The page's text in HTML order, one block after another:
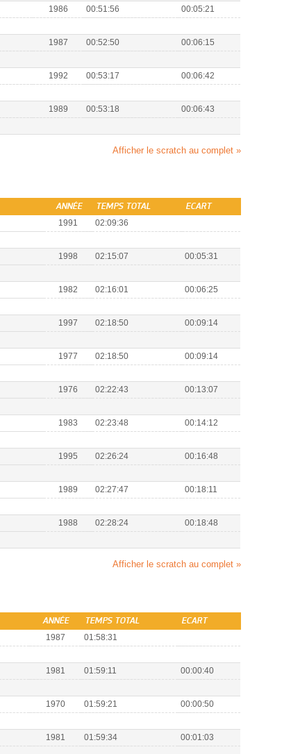
1986 00:51:56 00:05:21
1987 00:52:50 00:06:15
1992 00:53:17 00:06:42
1989 00:53:18 00:06:43
Afficher le scratch au complet »
ANNÉE TEMPS TOTAL ECART
1991 02:09:36
1998 02:15:07 00:05:31
1982 02:16:01 00:06:25
1997 02:18:50 00:09:14
1977 02:18:50 00:09:14
1976 02:22:43 00:13:07
1983 02:23:48 00:14:12
1995 02:26:24 00:16:48
1989 02:27:47 00:18:11
1988 02:28:24 00:18:48
Afficher le scratch au complet »
ANNÉE TEMPS TOTAL ECART
1987 01:58:31
1981 01:59:11 00:00:40
1970 01:59:21 00:00:50
1981 01:59:34 00:01:03